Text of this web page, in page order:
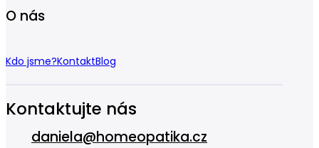
O nás
Kdo jsme?KontaktBlog
Kontaktujte nás
daniela@homeopatika.cz